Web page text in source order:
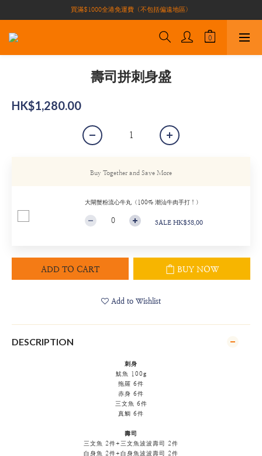
買滿$1000全港免運費（不包括偏遠地區）
買滿$1000全港免運費（不包括偏遠地區）
加入會員即有10積分 （積分可作現金下次使用）| 全港免運費🚚
買滿$1000全港免運費（不包括偏遠地區）
壽司拼刺身盛
HK$1,280.00
Buy Together and Save More
大閘蟹粉流心牛丸（100% 潮汕牛肉手打！）
SALE HK$58.00
ADD TO CART BUY NOW
Add to Wishlist
DESCRIPTION
刺身
魷魚 100g
拖羅 6件
赤身 6件
三文魚 6件
真鯛 6件
壽司
三文魚 2件+三文魚波波壽司 2件
白身魚 2件+白身魚波波壽司 2件